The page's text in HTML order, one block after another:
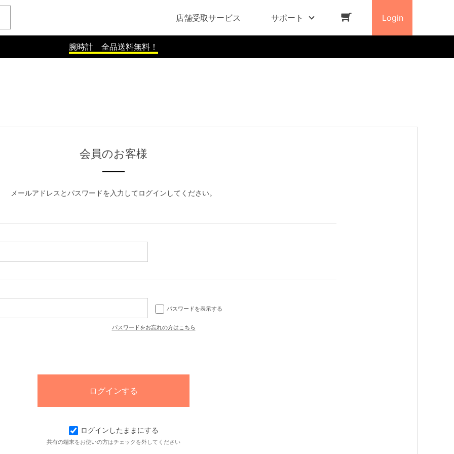
店舗受取サービス サポート Login
腕時計 全品送料無料！
会員のお客様
メールアドレスとパスワードを入力してログインしてください。
パスワードを表示する
パスワードをお忘れの方はこちら
ログインしたままにする
共有の端末をお使いの方はチェックを外してください